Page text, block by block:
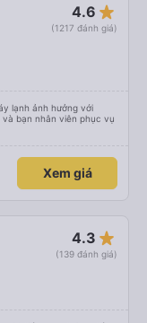
4.6 star_rate
(1217 đánh giá)
lạnh ảnh hưởng với
Xem giá
4.3 star_rate
(139 đánh giá)